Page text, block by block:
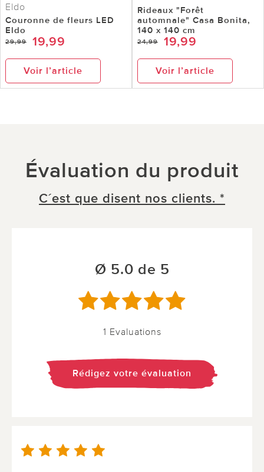
Eldo
Couronne de fleurs LED
Eldo
29,99 19,99
Voir l’article
Rideaux "Forêt
automnale" Casa Bonita,
140 x 140 cm
24,99 19,99
Voir l’article
Évaluation du produit
C´est que disent nos clients. *
Ø 5.0 de 5
1 Evaluations
Rédigez votre évaluation